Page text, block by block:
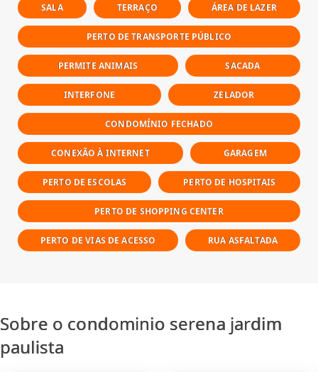
SALA TERRAÇO ÁREA DE LAZER
PERTO DE TRANSPORTE PÚBLICO
PERMITE ANIMAIS SACADA
INTERFONE ZELADOR
CONDOMÍNIO FECHADO
CONEXÃO À INTERNET GARAGEM
PERTO DE ESCOLAS PERTO DE HOSPITAIS
PERTO DE SHOPPING CENTER
PERTO DE VIAS DE ACESSO RUA ASFALTADA
Sobre o condominio serena jardim
paulista